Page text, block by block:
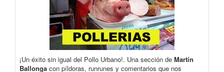
¡Un éxito sin igual del Pollo Urbano!. Una sección de Martín
Ballonga con píldoras, runrunes y comentarios que nos